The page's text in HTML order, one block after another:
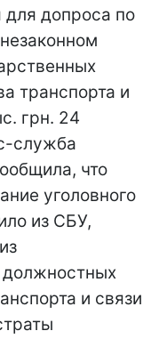
для допроса по
транспорта и
грн. 24
служба
что
уголовного
из СБУ,
должностных
и связи